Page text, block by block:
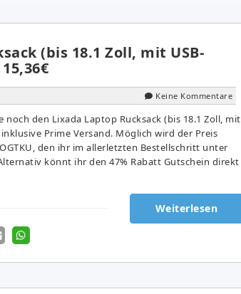
(bis 18.1 Zoll, mit USB-
Keine Kommentare
den Lixada Laptop Rucksack (bis 18.1 Zoll, mit
Prime Versand. Möglich wird der Preis
den ihr im allerletzten Bestellschritt unter
könnt ihr den 47% Rabatt Gutschein direkt
Weiterlesen